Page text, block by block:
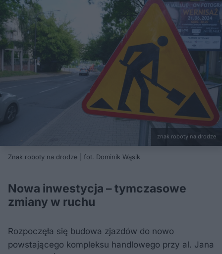
znak roboty na drodze
Znak roboty na drodze | fot. Dominik Wąsik
Nowa inwestycja – tymczasowe
zmiany w ruchu
Rozpoczęła się budowa zjazdów do nowo
powstającego kompleksu handlowego przy al. Jana